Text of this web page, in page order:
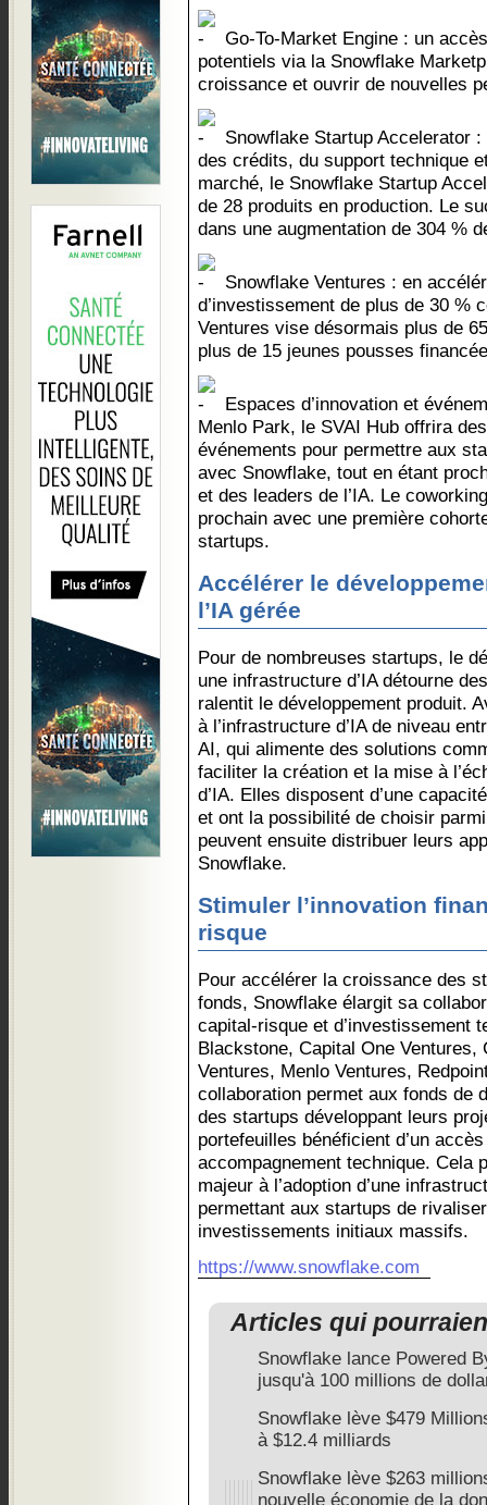
Go-To-Market Engine : un
potentiels via la Snowflake
croissance et ouvrir de nouvelles
Snowflake Startup Accelerator
des crédits, du support technique
marché, le Snowflake Startup
de 28 produits en production. Le
dans une augmentation de 304 %
Snowflake Ventures : en
d’investissement de plus de 30 %
Ventures vise désormais plus de
plus de 15 jeunes pousses
Espaces d’innovation et
Menlo Park, le SVAI Hub offrira
événements pour permettre aux
avec Snowflake, tout en étant
et des leaders de l’IA. Le
prochain avec une première
startups.
Accélérer le
l’IA gérée
Pour de nombreuses startups, le
une infrastructure d’IA détourne
ralentit le développement produit.
à l’infrastructure d’IA de niveau
AI, qui alimente des solutions
faciliter la création et la mise à
d’IA. Elles disposent d’une
et ont la possibilité de choisir
peuvent ensuite distribuer leurs
Snowflake.
Stimuler l’innovation
risque
Pour accélérer la croissance des
fonds, Snowflake élargit sa
capital-risque et d’investissement
Blackstone, Capital One Ventures,
Ventures, Menlo Ventures,
collaboration permet aux fonds de
des startups développant leurs
portefeuilles bénéficient d’un
accompagnement technique. Cela
majeur à l’adoption d’une
permettant aux startups de
investissements initiaux massifs.
https://www.snowflake.com
Articles qui
Snowflake lance Powered
jusqu'à 100 millions de
Snowflake lève $479
à $12.4 milliards
Snowflake lève $263
nouvelle économie de la